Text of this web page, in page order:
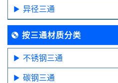
异径三通
按三通材质分类
不锈钢三通
碳钢三通